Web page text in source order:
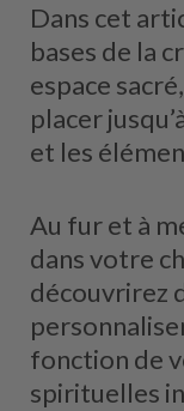
Dans cet
bases de la
espace
placer
et les
Au fur et à
dans votre
découvrirez
fonction de
spirituelles